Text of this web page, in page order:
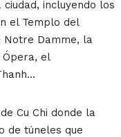
incluyendo los
el Templo del
Damme, la
el
Cu Chi donde la
de túneles que